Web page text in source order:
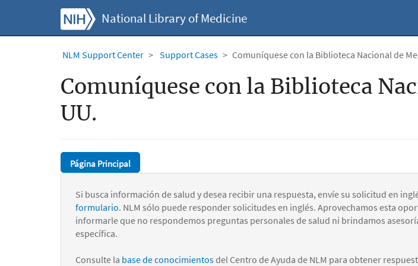
National Library of Medicine
NLM Support Center Support Cases Comuníquese con la Biblioteca Nacional de
Comuníquese con la Biblioteca
UU.
Página Principal
Si busca información de salud y desea recibir una respuesta, envíe su solicitud en
formulario. NLM sólo puede responder solicitudes en inglés. Aprovechamos esta
informarle que no respondemos preguntas personales de salud ni brindamos
específica.
Consulte la base de conocimientosdel Centro de Ayuda de NLM para obtener